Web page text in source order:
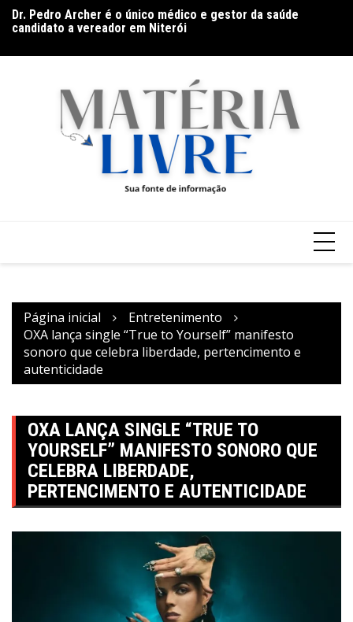
para
conteúdo
candidato a vereador em Niterói
Band Bahia realiza tradicional debate entre candidatos ao
Página inicial
Entretenimento
OXA lança single “True to Yourself” manifesto
sonoro que celebra liberdade, pertencimento e
autenticidade
OXA LANÇA SINGLE “TRUE TO
YOURSELF” MANIFESTO SONORO QUE
CELEBRA LIBERDADE,
PERTENCIMENTO E AUTENTICIDADE